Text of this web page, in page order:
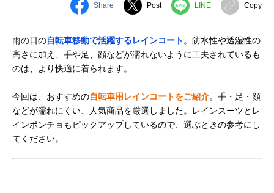
Share Post LINE Copy
雨の日の自転車移動で活躍するレインコート 。防水性や透湿性の
高さに加え、手や足、顔などが濡れないように工夫されているも
のは、より快適に着られます。
今回は、おすすめの自転車用レインコートをご紹介。手・足・顔
などが濡れにくい、人気商品を厳選しました。レインスーツとレ
インポンチョもピックアップしているので、選ぶときの参考にし
てください。